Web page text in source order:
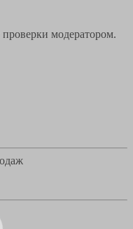
модератором.